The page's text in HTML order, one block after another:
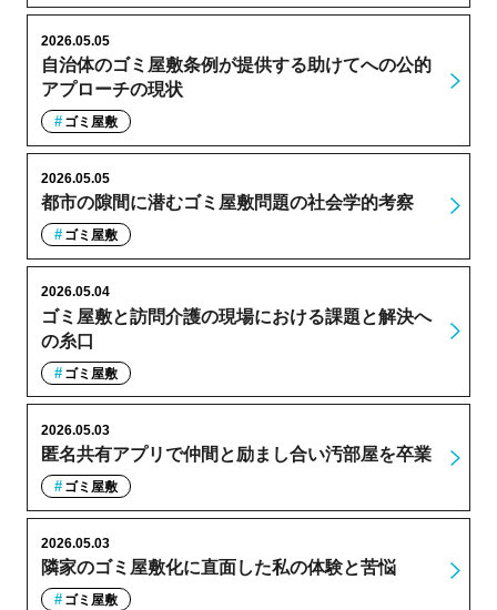
自治体のゴミ屋敷条例が提供する助けてへの公的
アプローチの現状
2026.05.05
ゴミ屋敷
都市の隙間に潜むゴミ屋敷問題の社会学的考察
2026.05.05
ゴミ屋敷
ゴミ屋敷と訪問介護の現場における課題と解決へ
の糸口
2026.05.04
ゴミ屋敷
匿名共有アプリで仲間と励まし合い汚部屋を卒業
2026.05.03
ゴミ屋敷
隣家のゴミ屋敷化に直面した私の体験と苦悩
2026.05.03
ゴミ屋敷